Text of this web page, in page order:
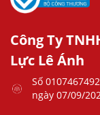
Công Ty
Lực Lê Ánh
Số
ngày 07/09/